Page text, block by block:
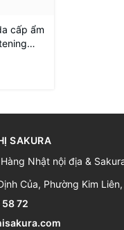
cấp ẩm
SAKURA
Nhật nội địa &
Của, Phường Kim
72